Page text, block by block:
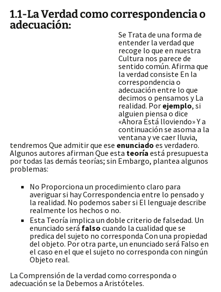
1.1-La Verdad como correspondencia o
adecuación:
Se Trata de una forma de
entender la verdad que
recoge lo que en nuestra
Cultura nos parece de
sentido común. Afirma que
la verdad consiste En la
correspondencia o
adecuación entre lo que
decimos o pensamos y La
realidad. Por ejemplo, si
alguien piensa o dice
«Ahora Está lloviendo» Y a
continuación se asoma a la
ventana y ve caer lluvia,
tendremos Que admitir que ese enunciado es verdadero.
Algunos autores afirman Que esta teoría está presupuesta
por todas las demás teorías; sin Embargo, plantea algunos
problemas:
No Proporciona un procedimiento claro para
averiguar si hay Correspondencia entre lo pensado y
la realidad. No podemos saber si El lenguaje describe
realmente los hechos o no.
Esta Teoría implica un doble criterio de falsedad. Un
enunciado será falso cuando la cualidad que se
predica del sujeto no corresponda Con una propiedad
del objeto. Por otra parte, un enunciado será Falso en
el caso en el que el sujeto no corresponda con ningún
Objeto real.
La Comprensión de la verdad como corresponda o
adecuación se la Debemos a Aristóteles.